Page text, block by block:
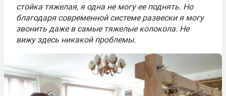
стойка тяжелая, я одна не могу ее поднять. Но
благодаря современной системе развески я могу
звонить даже в самые тяжелые колокола. Не
вижу здесь никакой проблемы.